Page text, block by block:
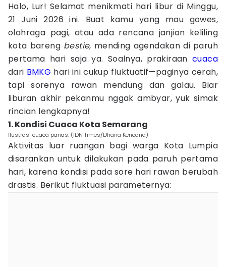
Halo, Lur! Selamat menikmati hari libur di Minggu,
21 Juni 2026 ini. Buat kamu yang mau gowes,
olahraga pagi, atau ada rencana janjian keliling
kota bareng bestie, mending agendakan di paruh
pertama hari saja ya. Soalnya, prakiraan cuaca
dari BMKG hari ini cukup fluktuatif—paginya cerah,
tapi sorenya rawan mendung dan galau. Biar
liburan akhir pekanmu nggak ambyar, yuk simak
rincian lengkapnya!
1. Kondisi Cuaca Kota Semarang
Ilustrasi cuaca panas. (IDN Times/Dhana Kencana)
Aktivitas luar ruangan bagi warga Kota Lumpia
disarankan untuk dilakukan pada paruh pertama
hari, karena kondisi pada sore hari rawan berubah
drastis. Berikut fluktuasi parameternya: